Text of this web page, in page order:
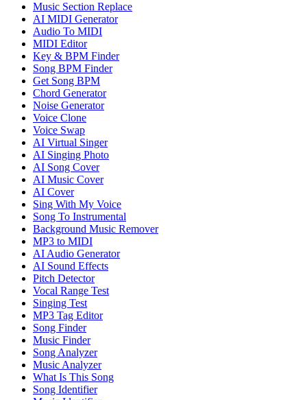
Music Section Replace
AI MIDI Generator
Audio To MIDI
MIDI Editor
Key & BPM Finder
Song BPM Finder
Get Song BPM
Chord Generator
Noise Generator
Voice Clone
Voice Swap
AI Virtual Singer
AI Singing Photo
AI Song Cover
AI Music Cover
AI Cover
Sing With My Voice
Song To Instrumental
Background Music Remover
MP3 to MIDI
AI Audio Generator
AI Sound Effects
Pitch Detector
Vocal Range Test
Singing Test
MP3 Tag Editor
Song Finder
Music Finder
Song Analyzer
Music Analyzer
What Is This Song
Song Identifier